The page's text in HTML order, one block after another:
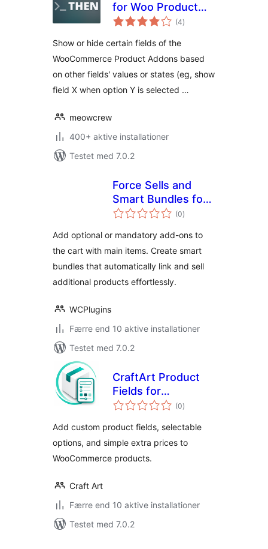
for Woo Product
Add-ons
(4totale
bedømmelser
)
Show or hide certain fields of the
WooCommerce Product Addons based
on other fields' values or states (eg, show
field X when option Y is selected …
meowcrew
400+ aktive installationer
Testet med 7.0.2
Force Sells and
Smart Bundles for
WooCommerce
(0totale
bedømmelser
)
Add optional or mandatory add-ons to
the cart with main items. Create smart
bundles that automatically link and sell
additional products effortlessly.
WCPlugins
Færre end 10 aktive installationer
Testet med 7.0.2
CraftArt Product
Fields for
WooCommerce
(0totale
bedømmelser
)
Add custom product fields, selectable
options, and simple extra prices to
WooCommerce products.
Craft Art
Færre end 10 aktive installationer
Testet med 7.0.2